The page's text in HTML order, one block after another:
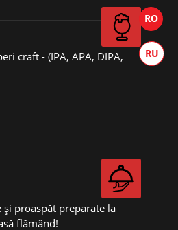
craft - (IPA, APA, DIPA,
și proaspăt preparate la
flămând!